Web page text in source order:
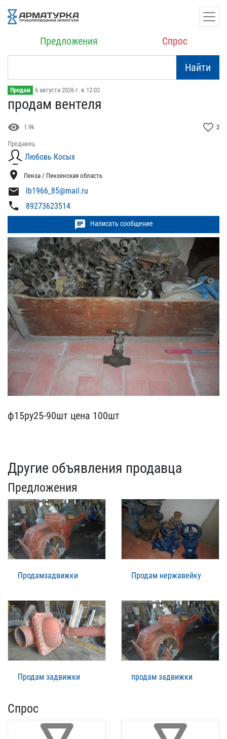
Предложения Спрос
Найти
Продам 6 августа 2026 г. в 12:02
продам вентеля
visibility 1.9k favorite_border 2
Продавец
Любовь Косых
location_on Пенза / Пензенская область
mail lb1966_85@mail.ru
phone 89273623514
chat Написать сообщение
ф15ру25-90шт цена 100шт
Другие объявления продавца
Предложения
Продамзадвижки Продам нержавейку
Продам задвижки продам задвижки
Спрос